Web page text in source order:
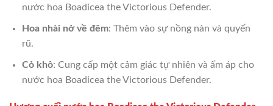
nước hoa Boadicea the Victorious Defender.
Hoa nhài nở về đêm: Thêm vào sự nồng nàn và quyến
rũ.
Cỏ khô: Cung cấp một cảm giác tự nhiên và ấm áp cho
nước hoa Boadicea the Victorious Defender.